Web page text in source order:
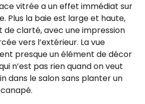
vitrée a un effet immédiat sur
Plus la baie est large et haute,
de clarté, avec une impression
vers l’extérieur. La vue
presque un élément de décor
n’est pas rien quand on veut
dans le salon sans planter un